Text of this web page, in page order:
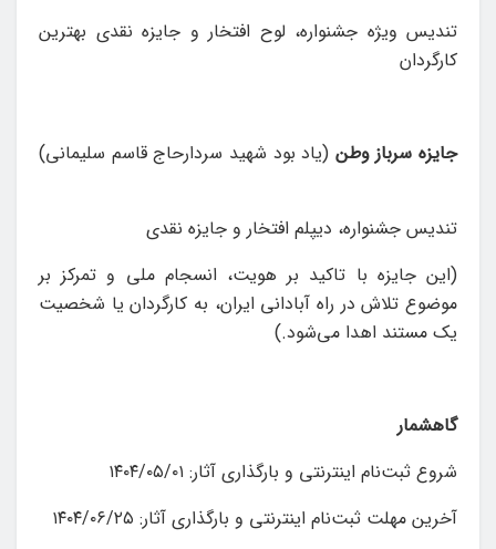
تندیس ویژه جشنواره، لوح افتخار و جایزه نقدی بهترین
کارگردان
جایزه سرباز وطن (یاد بود شهید سردارحاج قاسم سلیمانی)
تندیس جشنواره، ديپلم افتخار و جایزه نقدی
(این جایزه با تاکید بر هویت، انسجام ملی و تمرکز بر
موضوع تلاش در راه آبادانی ایران، به کارگردان یا شخصیت
یک مستند اهدا می‌شود.)
گاهشمار
شروع ثبت‌نام اینترنتی و بارگذاری آثار: ۱۴۰۴/۰۵/۰۱
آخرین مهلت ثبت‌نام اینترنتی و بارگذاری آثار: ۱۴۰۴/۰۶/۲۵